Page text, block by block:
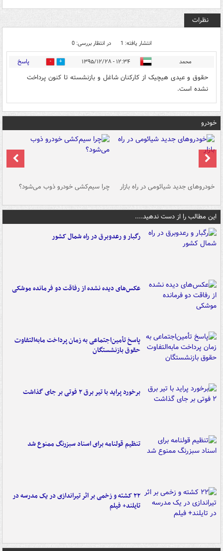
نظرات
انتشار یافته: 1 در انتظار بررسی: 0
محمد ۱۲:۳۴ - ۱۳۹۵/۱۲/۲۸ 5 پاسخ
حقوق و عیدی هیچیک از کارکنان شاغل و بازنشسته تا کنون پرداخت
نشده است.
خودرو
خودروهای جدید شیائومی در راه بازار چرا سیم‌کشی خودرو ذوب می‌شود؟
این مطالب را از دست ندهید....
رگبار و رعدوبرق در راه شمال کشور
عکس‌های دیده نشده از رفاقت دو فرمانده‌ موشکی
پاسخ تأمین‌اجتماعی به زمان پرداخت مابه‌التفاوت
حقوق بازنشستگان
برخورد پراید با تیر برق ۲ فوتی بر جای گذاشت
تنظیم قولنامه برای اسناد سبزرنگ ممنوع شد
۲۲ کشته و زخمی بر اثر تیراندازی در یک مدرسه در
تایلند+ فیلم